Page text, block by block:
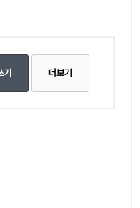
기 더보기